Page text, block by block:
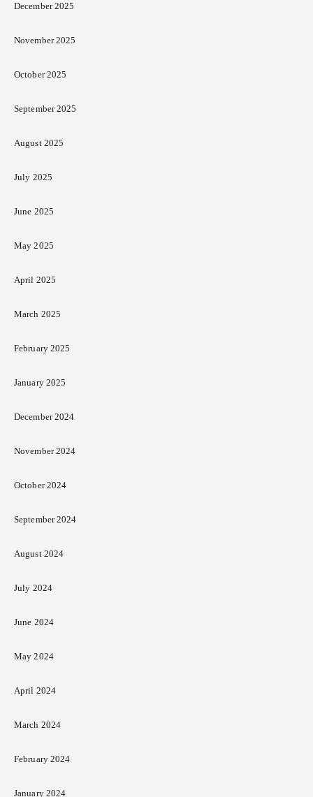
December 2025
November 2025
October 2025
September 2025
August 2025
July 2025
June 2025
May 2025
April 2025
March 2025
February 2025
January 2025
December 2024
November 2024
October 2024
September 2024
August 2024
July 2024
June 2024
May 2024
April 2024
March 2024
February 2024
January 2024